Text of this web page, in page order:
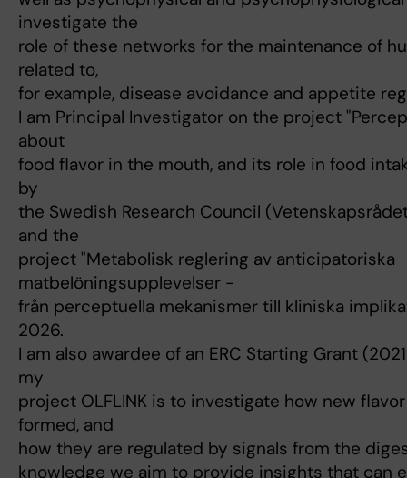
investigate the
role of these networks for the maintenance of
related to,
for example, disease avoidance and appetite
I am Principal Investigator on the project
about
food flavor in the mouth, and its role in food
by
the Swedish Research Council
and the
project "Metabolisk reglering av anticipatoriska
matbelöningsupplevelser -
från perceptuella mekanismer till kliniska
2026.
I am also awardee of an ERC Starting Grant
my
project OLFLINK is to investigate how new
formed, and
how they are regulated by signals from the
knowledge we aim to provide insights that can